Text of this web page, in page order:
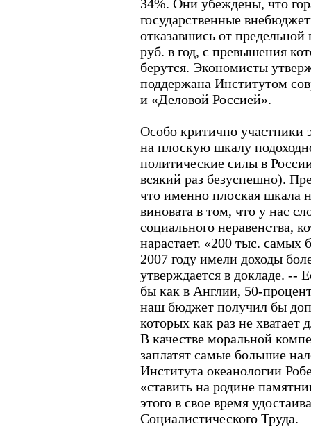
34%. Они убеждены, что
государственные
отказавшись от
руб. в год, с превышения
берутся. Экономисты
поддержана Институтом
и «Деловой Россией».
Особо критично участники
на плоскую шкалу
политические силы в
всякий раз безуспешно).
что именно плоская шкала
виновата в том, что у нас
социального неравенства,
нарастает. «200 тыс. самых
2007 году имели доходы
утверждается в докладе. --
бы как в Англии, 50-
наш бюджет получил бы
которых как раз не хватает
В качестве моральной
заплатят самые большие
Института океанологии
«ставить на родине
этого в свое время
Социалистического Труда.